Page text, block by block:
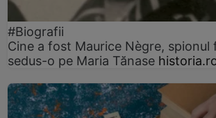
#Biografii
Cine a fost Maurice Nègre, spionul
sedus-o pe Maria Tănase